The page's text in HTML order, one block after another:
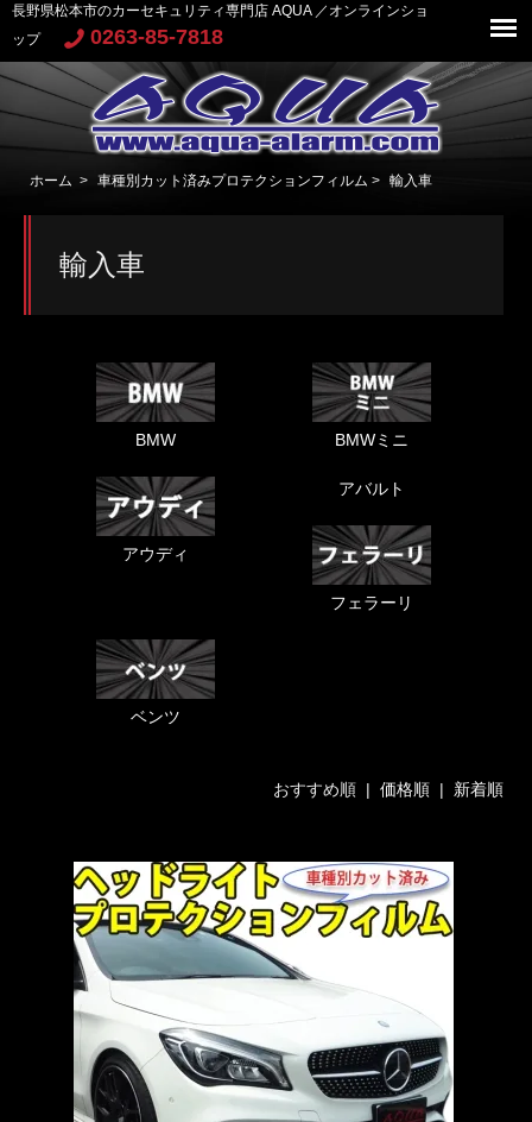
長野県松本市のカーセキュリティ専門店 AQUA ／オンラインショ
ップ
0263-85-7818
ホーム > 車種別カット済みプロテクションフィルム > 輸入車
輸入車
BMW BMWミニ
アウディ
アバルト
フェラーリ
ベンツ
おすすめ順 | 価格順| 新着順